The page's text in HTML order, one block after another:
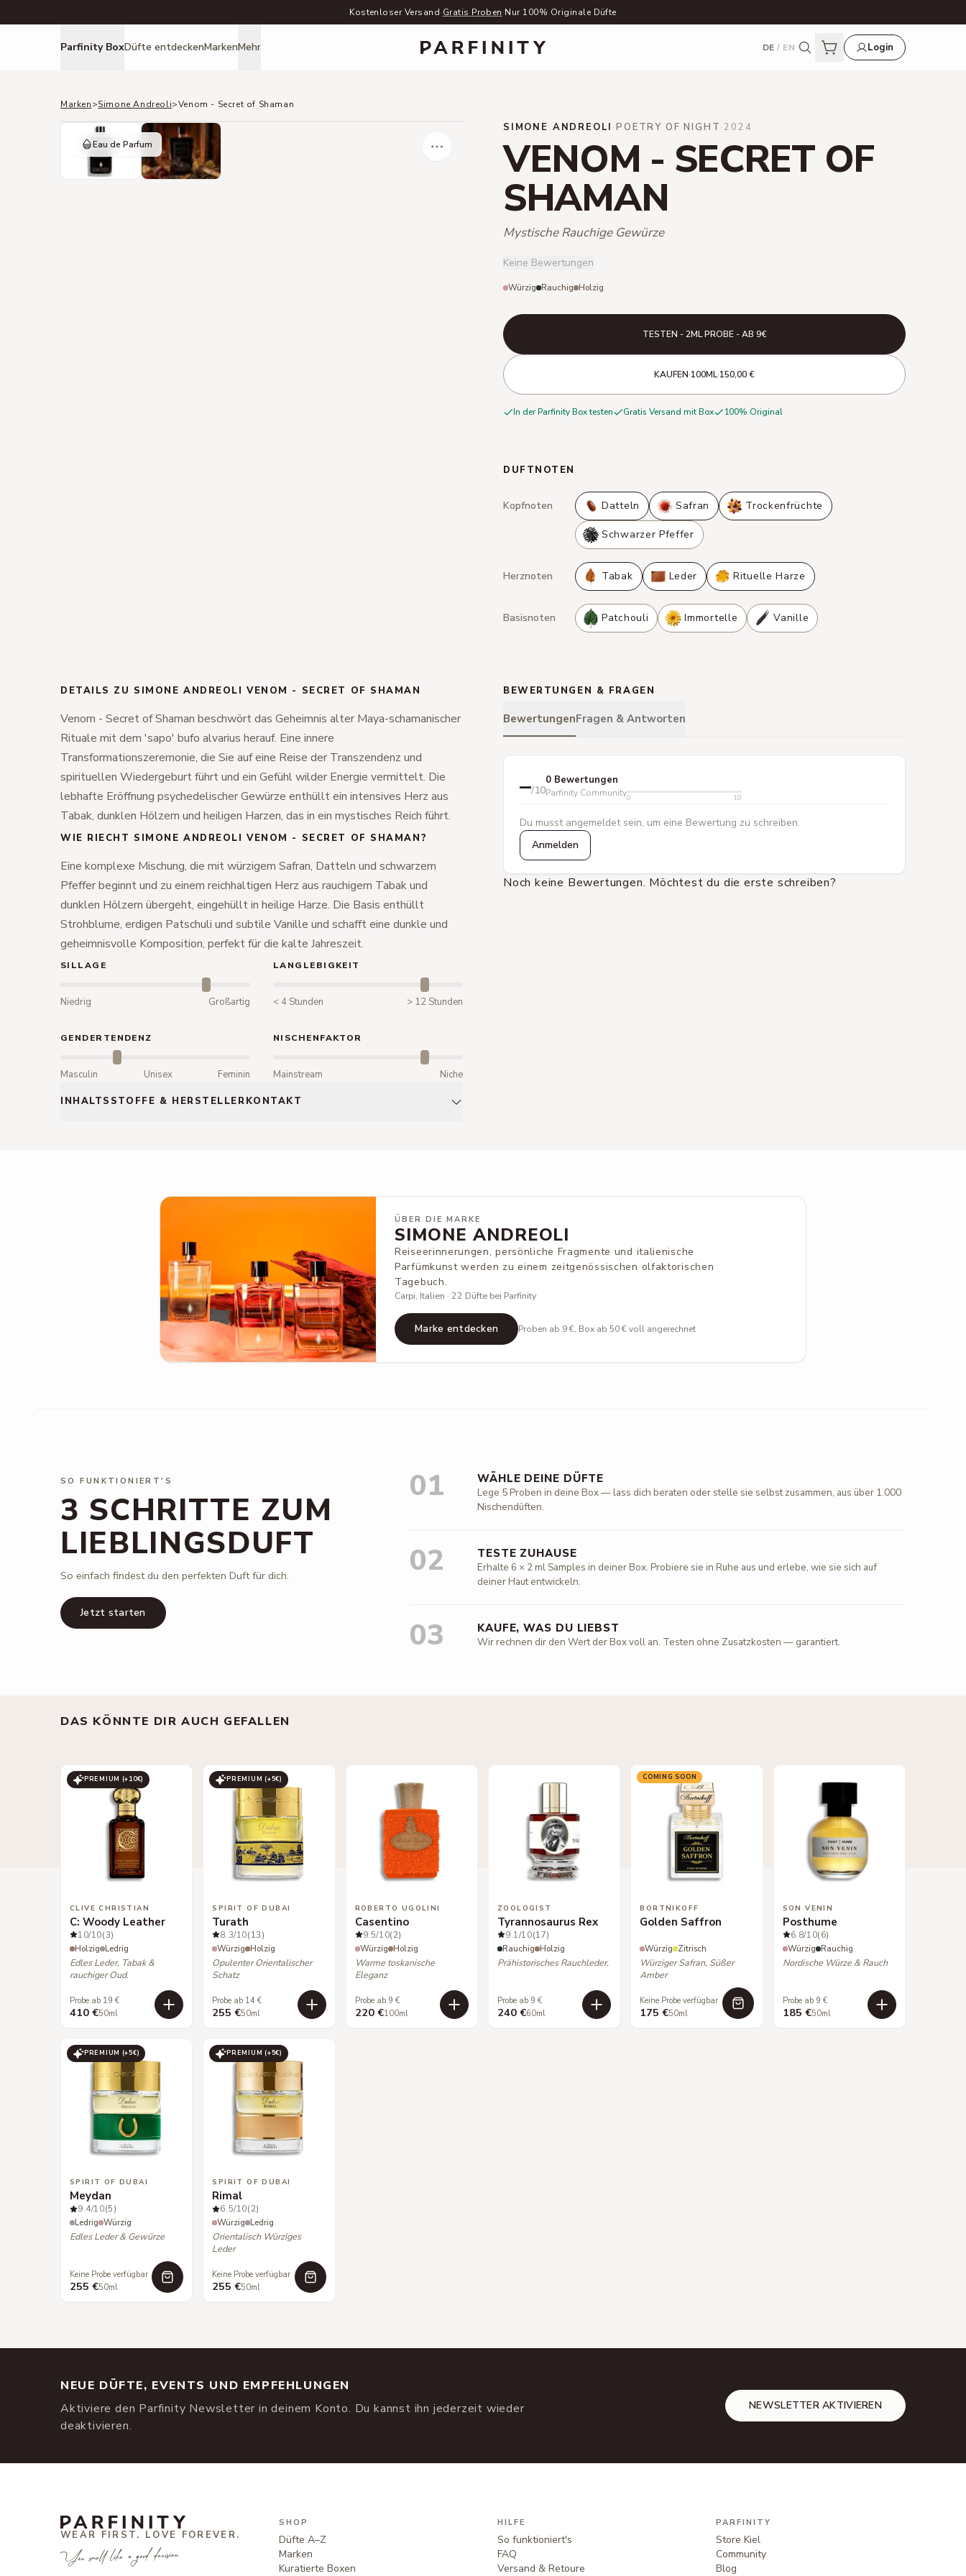
Kostenloser Versand·Gratis Proben·Nur 100% Originale Düfte
Parfinity BoxDüfte entdeckenMarkenMehr DE / EN Login
Marken>Simone Andreoli>Venom - Secret of Shaman
Eau de Parfum
SIMONE ANDREOLI ·POETRY OF NIGHT·2024
VENOM - SECRET OF
SHAMAN
Mystische Rauchige Gewürze
Keine Bewertungen
Würzig Rauchig Holzig
TESTEN - 2ML PROBE - AB 9€
KAUFEN·100ML·150,00 €
In der Parfinity Box testen Gratis Versand mit Box 100% Original
DUFTNOTEN
Kopfnoten Datteln Safran Trockenfrüchte
Schwarzer Pfeffer
Herznoten Tabak Leder Rituelle Harze
Basisnoten Patchouli Immortelle Vanille
DETAILS ZU SIMONE ANDREOLI VENOM - SECRET OF SHAMAN
Venom - Secret of Shaman beschwört das Geheimnis alter Maya-schamanischer
Rituale mit dem 'sapo' bufo alvarius herauf. Eine innere
Transformationszeremonie, die Sie auf eine Reise der Transzendenz und
spirituellen Wiedergeburt führt und ein Gefühl wilder Energie vermittelt. Die
lebhafte Eröffnung psychedelischer Gewürze enthüllt ein intensives Herz aus
Tabak, dunklen Hölzern und heiligen Harzen, das in ein mystisches Reich führt.
WIE RIECHT SIMONE ANDREOLI VENOM - SECRET OF SHAMAN?
Eine komplexe Mischung, die mit würzigem Safran, Datteln und schwarzem
Pfeffer beginnt und zu einem reichhaltigen Herz aus rauchigem Tabak und
dunklen Hölzern übergeht, eingehüllt in heilige Harze. Die Basis enthüllt
Strohblume, erdigen Patschuli und subtile Vanille und schafft eine dunkle und
geheimnisvolle Komposition, perfekt für die kalte Jahreszeit.
SILLAGE
Niedrig Großartig
LANGLEBIGKEIT
< 4 Stunden > 12 Stunden
GENDERTENDENZ
Masculin Unisex Feminin
NISCHENFAKTOR
Mainstream Niche
INHALTSSTOFFE & HERSTELLERKONTAKT
BEWERTUNGEN & FRAGEN
BewertungenFragen & Antworten
–/10
0 Bewertungen
Parfinity Community0 10
Du musst angemeldet sein, um eine Bewertung zu schreiben.
Anmelden
Noch keine Bewertungen. Möchtest du die erste schreiben?
ÜBER DIE MARKE
SIMONE ANDREOLI
Reiseerinnerungen, persönliche Fragmente und italienische
Parfümkunst werden zu einem zeitgenössischen olfaktorischen
Tagebuch.
Carpi, Italien · 22 Düfte bei Parfinity
Marke entdecken Proben ab 9 €, Box ab 50 € voll angerechnet
SO FUNKTIONIERT'S
3 SCHRITTE ZUM
LIEBLINGSDUFT
So einfach findest du den perfekten Duft für dich.
Jetzt starten
01 WÄHLE DEINE DÜFTE
Lege 5 Proben in deine Box — lass dich beraten oder stelle sie selbst zusammen, aus über 1.000
Nischendüften.
02 TESTE ZUHAUSE
Erhalte 6 × 2 ml Samples in deiner Box. Probiere sie in Ruhe aus und erlebe, wie sie sich auf
deiner Haut entwickeln.
03 KAUFE, WAS DU LIEBST
Wir rechnen dir den Wert der Box voll an. Testen ohne Zusatzkosten — garantiert.
DAS KÖNNTE DIR AUCH GEFALLEN
PREMIUM (+10€)
CLIVE CHRISTIAN
C: Woody Leather
10/10(3)
Holzig Ledrig
Edles Leder, Tabak &
rauchiger Oud.
Probe ab 19 €
410 €50ml
PREMIUM (+5€)
SPIRIT OF DUBAI
Turath
8.3/10(13)
Würzig Holzig
Opulenter Orientalischer
Schatz
Probe ab 14 €
255 €50ml
ROBERTO UGOLINI
Casentino
9.5/10(2)
Würzig Holzig
Warme toskanische
Eleganz
Probe ab 9 €
220 €100ml
ZOOLOGIST
Tyrannosaurus Rex
9.1/10(17)
Rauchig Holzig
Prähistorisches Rauchleder.
Probe ab 9 €
240 €60ml
COMING SOON
BORTNIKOFF
Golden Saffron
Würzig Zitrisch
Würziger Safran, Süßer
Amber
Keine Probe verfügbar
175 €50ml
SON VENIN
Posthume
6.8/10(6)
Würzig Rauchig
Nordische Würze & Rauch
Probe ab 9 €
185 €50ml
PREMIUM (+5€)
SPIRIT OF DUBAI
Meydan
9.4/10(5)
Ledrig Würzig
Edles Leder & Gewürze
Keine Probe verfügbar
255 €50ml
PREMIUM (+5€)
SPIRIT OF DUBAI
Rimal
6.5/10(2)
Würzig Ledrig
Orientalisch Würziges
Leder
Keine Probe verfügbar
255 €50ml
NEUE DÜFTE, EVENTS UND EMPFEHLUNGEN
Aktiviere den Parfinity Newsletter in deinem Konto. Du kannst ihn jederzeit wieder
deaktivieren.
NEWSLETTER AKTIVIEREN
WEAR FIRST. LOVE FOREVER.
You smell like a good decision.
SHOP
Düfte A–Z
Marken
Kuratierte Boxen
HILFE
So funktioniert's
FAQ
Versand & Retoure
PARFINITY
Store Kiel
Community
Blog